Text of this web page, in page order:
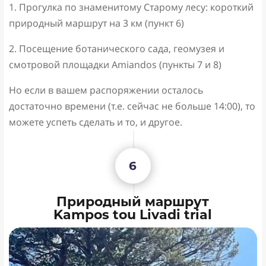
1. Прогулка по знаменитому Старому лесу: короткий
природный маршрут на 3 км (пункт 6)
2. Посещение ботанического сада, геомузея и
смотровой площадки Amiandos (пункты 7 и 8)
Но если в вашем распоряжении осталось
достаточно времени (т.е. сейчас не больше 14:00), то
можете успеть сделать и то, и другое.
6
Природный маршрут
Kampos tou Livadi trial